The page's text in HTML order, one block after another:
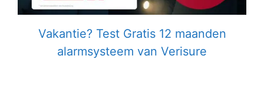
Vakantie? Test Gratis 12 maanden
alarmsysteem van Verisure